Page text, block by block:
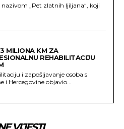
„Pet zlatnih ljiljana“, koji
MILIONA KM ZA
REHABILITACIJU
i zapošljavanje osoba s
i Hercegovine objavio...